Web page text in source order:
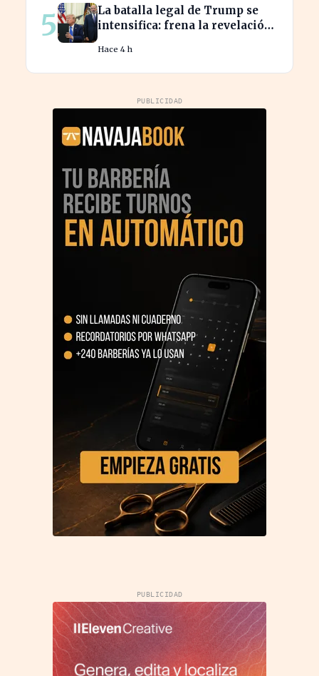
5
La batalla legal de Trump se
intensifica: frena la revelación
Hace 4 h
PUBLICIDAD
PUBLICIDAD